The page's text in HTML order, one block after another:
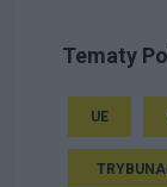
Tematy
UE